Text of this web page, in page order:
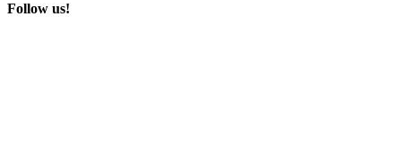
Follow us!